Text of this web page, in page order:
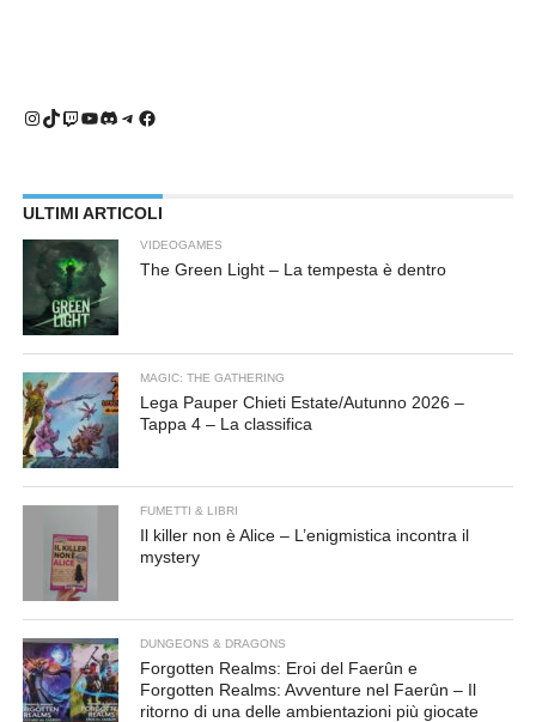
Instagram
TikTok
Twitch
YouTube
Discord
Telegram
Facebook
ULTIMI ARTICOLI
VIDEOGAMES
The Green Light – La tempesta è dentro
MAGIC: THE GATHERING
Lega Pauper Chieti Estate/Autunno 2026 –
Tappa 4 – La classifica
FUMETTI & LIBRI
Il killer non è Alice – L’enigmistica incontra il
mystery
DUNGEONS & DRAGONS
Forgotten Realms: Eroi del Faerûn e
Forgotten Realms: Avventure nel Faerûn – Il
ritorno di una delle ambientazioni più giocate